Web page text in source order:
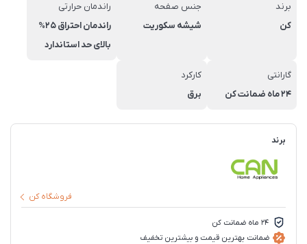
برند
کن
جنس صفحه
شیشه سکوریت
راندمان حرارتی
راندمان احتراق 25%
بالای حد استاندارد
گارانتی
24 ماه ضمانت کن
کارکرد
برق
برند
فروشگاه کن
24 ماه ضمانت کن
ضمانت بهترین قیمت و بیشترین تخفیف